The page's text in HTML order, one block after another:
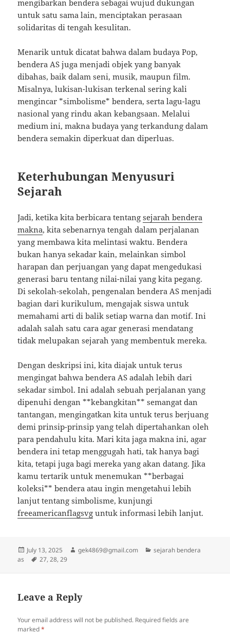
mengibarkan bendera sebagai wujud dukungan
untuk satu sama lain, menciptakan perasaan
solidaritas di tengah kesulitan.
Menarik untuk dicatat bahwa dalam budaya Pop,
bendera AS juga menjadi objek yang banyak
dibahas, baik dalam seni, musik, maupun film.
Misalnya, lukisan-lukisan terkenal sering kali
mengincar *simbolisme* bendera, serta lagu-lagu
nasional yang rindu akan kebangsaan. Melalui
medium ini, makna budaya yang terkandung dalam
bendera semakin diperkuat dan diperluas.
Keterhubungan Menyusuri
Sejarah
Jadi, ketika kita berbicara tentangsejarah bendera
makna, kita sebenarnya tengah dalam perjalanan
yang membawa kita melintasi waktu. Bendera
bukan hanya sekadar kain, melainkan simbol
harapan dan perjuangan yang dapat mengedukasi
generasi baru tentang nilai-nilai yang kita pegang.
Di sekolah-sekolah, pengenalan bendera AS menjadi
bagian dari kurikulum, mengajak siswa untuk
memahami arti di balik setiap warna dan motif. Ini
adalah salah satu cara agar generasi mendatang
tidak melupakan sejarah yang membentuk mereka.
Dengan deskripsi ini, kita diajak untuk terus
mengingat bahwa bendera AS adalah lebih dari
sekadar simbol. Ini adalah sebuah perjalanan yang
dipenuhi dengan **kebangkitan** semangat dan
tantangan, mengingatkan kita untuk terus berjuang
demi prinsip-prinsip yang telah dipertahankan oleh
para pendahulu kita. Mari kita jaga makna ini, agar
bendera ini tetap menggugah hati, tak hanya bagi
kita, tetapi juga bagi mereka yang akan datang. Jika
kamu tertarik untuk menemukan **berbagai
koleksi** bendera atau ingin mengetahui lebih
lanjut tentang simbolisme, kunjungi
freeamericanflagsvg untuk informasi lebih lanjut.
Posted
on
July 13, 2025 Author
gek4869@gmail.com Categories
sejarah bendera
as
Tags
27,28,29
Leave a Reply
Your email address will not be published. Required fields are
marked*